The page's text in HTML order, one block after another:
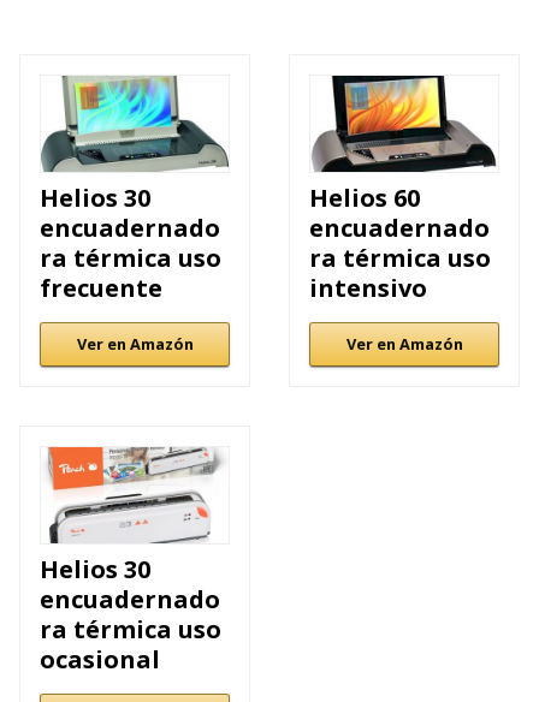
Helios 30
encuadernado
ra térmica uso
frecuente
Ver en Amazón
Helios 60
encuadernado
ra térmica uso
intensivo
Ver en Amazón
Helios 30
encuadernado
ra térmica uso
ocasional